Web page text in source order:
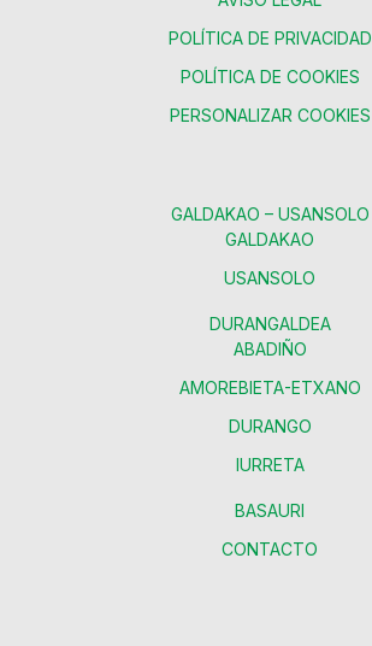
POLÍTICA DE PRIVACIDAD
POLÍTICA DE COOKIES
PERSONALIZAR COOKIES
GALDAKAO – USANSOLO
GALDAKAO
USANSOLO
DURANGALDEA
ABADIÑO
AMOREBIETA-ETXANO
DURANGO
IURRETA
BASAURI
CONTACTO